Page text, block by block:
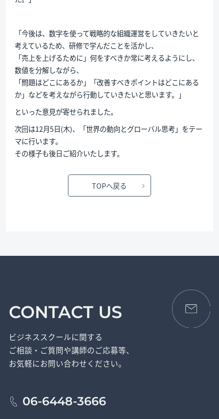
「今後は、数字を使って戦略的な組織運営をしていきたいと
考えているため、研修で学んだことを活かし、
「売上を上げるために」何をすべきか常に考えるようにし、
数値を分解しながら、
「問題はどこにあるか」「改善すべきポイントはどこにある
か」などを考えながら行動していきたいと思います。」
といった意見が寄せられました。
次回は12月5日(木)、「世界の動向とグローバル思考」をテー
マに行います。
その様子も後日ご紹介いたします。
TOPへ戻る
CONTACT US
ビジネススクールに関する
ご相談・ご質問や講師のご応募等、
お気軽にお問い合わせください。
06-6448-3666